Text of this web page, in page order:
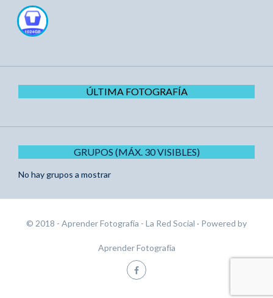
ÚLTIMA FOTOGRAFÍA
GRUPOS (MÁX. 30 VISIBLES)
No hay grupos a mostrar
© 2018 - Aprender Fotografía - La Red Social · Powered by
Aprender Fotografía